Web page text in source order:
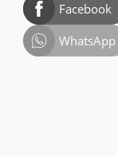
Facebook
WhatsApp